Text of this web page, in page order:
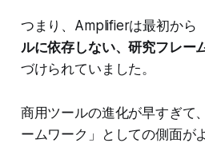
つまり、Amplifierは最初から
ルに依存しない、研究フレー
づけられていました。
商用ツールの進化が早すぎて
ームワーク」としての側面が